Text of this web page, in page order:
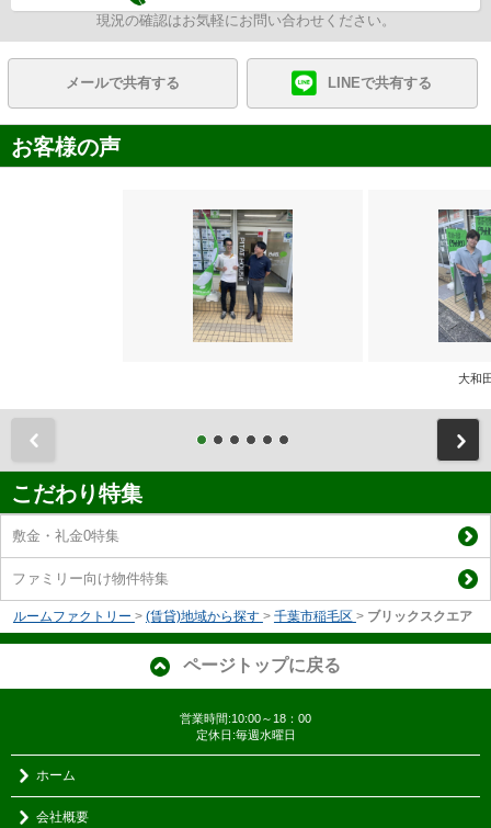
現況の確認はお気軽にお問い合わせください。
メールで共有する LINEで共有する
お客様の声
大和
こだわり特集
敷金・礼金0特集
ファミリー向け物件特集
ルームファクトリー > (賃貸)地域から探す > 千葉市稲毛区 > ブリックスクエア
ページトップに戻る
営業時間:10:00～18：00
定休日:毎週水曜日
ホーム
会社概要